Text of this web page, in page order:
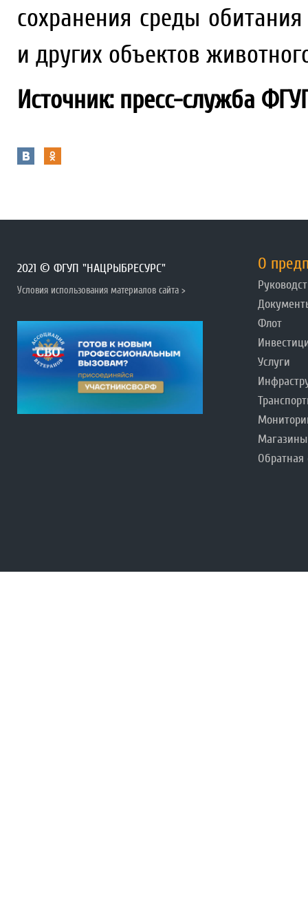
сохранения среды
и других объектов
Источник: пресс-служба
2021 © ФГУП "НАЦРЫБРЕСУРС"
Условия использования материалов сайта >
О
Флот
Услуги
Магазины
Обратная